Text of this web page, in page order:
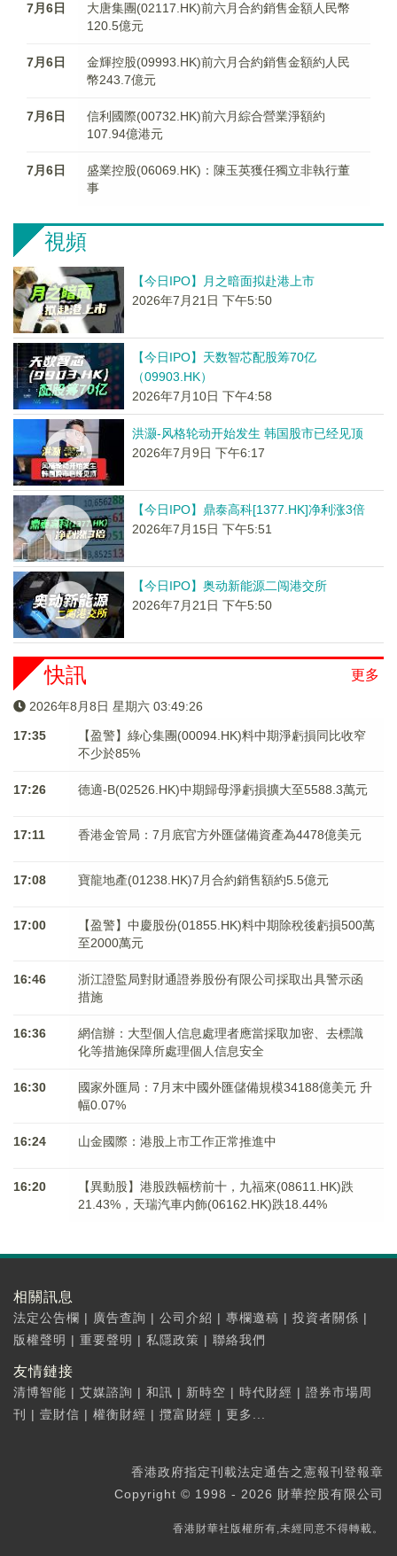
7月6日
大唐集團(02117.HK)前六月合約銷售金額人民幣
120.5億元
7月6日
金輝控股(09993.HK)前六月合約銷售金額約人民
幣243.7億元
7月6日
信利國際(00732.HK)前六月綜合營業淨額約
107.94億港元
7月6日
盛業控股(06069.HK)：陳玉英獲任獨立非執行董
事
視頻
【今日IPO】月之暗面拟赴港上市
2026年7月21日 下午5:50
【今日IPO】天数智芯配股筹70亿
（09903.HK）
2026年7月10日 下午4:58
洪灏-风格轮动开始发生 韩国股市已经见顶
2026年7月9日 下午6:17
【今日IPO】鼎泰高科[1377.HK]净利涨3倍
2026年7月15日 下午5:51
【今日IPO】奥动新能源二闯港交所
2026年7月21日 下午5:50
更多
快訊
2026年8月8日 星期六 03:49:26
17:35
【盈警】綠心集團(00094.HK)料中期淨虧損同比收窄
不少於85%
17:26 德適-B(02526.HK)中期歸母淨虧損擴大至5588.3萬元
17:11 香港金管局：7月底官方外匯儲備資產為4478億美元
17:08 寶龍地產(01238.HK)7月合約銷售額約5.5億元
17:00
【盈警】中慶股份(01855.HK)料中期除稅後虧損500萬
至2000萬元
16:46
浙江證監局對財通證券股份有限公司採取出具警示函
措施
16:36
網信辦：大型個人信息處理者應當採取加密、去標識
化等措施保障所處理個人信息安全
16:30
國家外匯局：7月末中國外匯儲備規模34188億美元 升
幅0.07%
16:24 山金國際：港股上市工作正常推進中
16:20
【異動股】港股跌幅榜前十，九福來(08611.HK)跌
21.43%，天瑞汽車内飾(06162.HK)跌18.44%
相關訊息
法定公告欄 | 廣告查詢 | 公司介紹 | 專欄邀稿 | 投資者關係 |
版權聲明 | 重要聲明 | 私隱政策 | 聯絡我們
友情鏈接
清博智能 | 艾媒諮詢 | 和訊 | 新時空 | 時代財經 | 證券市場周
刊
| 壹財信 | 權衡財經 | 攬富財經 | 更多...
香港政府指定刊載法定通告之憲報刊登報章
Copyright © 1998 - 2026 財華控股有限公司
香港財華社版權所有,未經同意不得轉載。